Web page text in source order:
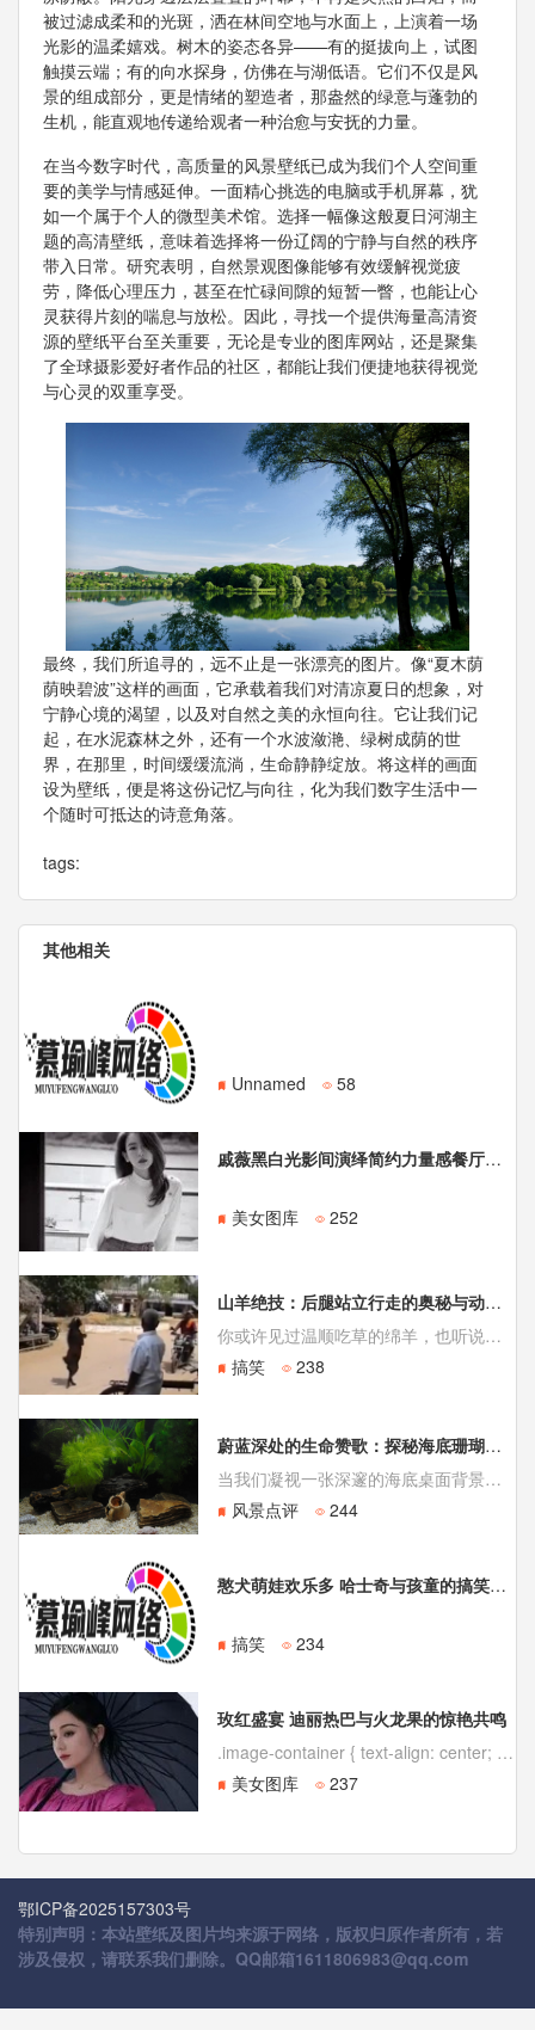
被过滤成柔和的光斑，洒在林间空地与水面上，上演着一场
光影的温柔嬉戏。树木的姿态各异——有的挺拔向上，试图
触摸云端；有的向水探身，仿佛在与湖低语。它们不仅是风
景的组成部分，更是情绪的塑造者，那盎然的绿意与蓬勃的
生机，能直观地传递给观者一种治愈与安抚的力量。
在当今数字时代，高质量的风景壁纸已成为我们个人空间重
要的美学与情感延伸。一面精心挑选的电脑或手机屏幕，犹
如一个属于个人的微型美术馆。选择一幅像这般夏日河湖主
题的高清壁纸，意味着选择将一份辽阔的宁静与自然的秩序
带入日常。研究表明，自然景观图像能够有效缓解视觉疲
劳，降低心理压力，甚至在忙碌间隙的短暂一瞥，也能让心
灵获得片刻的喘息与放松。因此，寻找一个提供海量高清资
源的壁纸平台至关重要，无论是专业的图库网站，还是聚集
了全球摄影爱好者作品的社区，都能让我们便捷地获得视觉
与心灵的双重享受。
最终，我们所追寻的，远不止是一张漂亮的图片。像“夏木荫
荫映碧波”这样的画面，它承载着我们对清凉夏日的想象，对
宁静心境的渴望，以及对自然之美的永恒向往。它让我们记
起，在水泥森林之外，还有一个水波潋滟、绿树成荫的世
界，在那里，时间缓缓流淌，生命静静绽放。将这样的画面
设为壁纸，便是将这份记忆与向往，化为我们数字生活中一
个随时可抵达的诗意角落。
tags:
其他相关
Unnamed 58
戚薇黑白光影间演绎简约力量感餐厅随拍展现冷艳都市风范
美女图库 252
山羊绝技：后腿站立行走的奥秘与动物的非凡才能
你或许见过温顺吃草的绵羊，也听说过擅长攀岩的山羊，但你是否能想象，一只山羊像人类一样，用两条后腿昂首阔步、稳健前行？这并非动画电影里的场景，而是真实发生的动物奇观。在印度比哈尔邦的泰尔瓦拉，就有一只这样的山羊，它用后腿行走的视频曾让无数人惊叹不已。这只黑色的山羊并非天
搞笑
238
蔚蓝深处的生命赞歌：探秘海底珊瑚王国
当我们凝视一张深邃的海底桌面背景，映入眼帘的远不止是蓝色的水与斑斓的鱼。那是一扇通往地球最古老、最繁荣生态系统的窗口，一个由珊瑚构筑、无数生命演绎的奇幻王国。海底世界占据了地球表面的绝大部分，却仍是人类了解最少的领域，每一张展现其风貌的图片，都是我们与这片神秘领域的一次珍贵邂逅。
风景点评
244
憨犬萌娃欢乐多 哈士奇与孩童的搞笑日常
搞笑 234
玫红盛宴 迪丽热巴与火龙果的惊艳共鸣
.image-container { text-align: center; margin: 30px 0; } .image-container img { max-width: 90%; height: auto; bo
美女图库
237
鄂ICP备2025157303号
特别声明：本站壁纸及图片均来源于网络，版权归原作者所有，若
涉及侵权，请联系我们删除。QQ邮箱1611806983@qq.com